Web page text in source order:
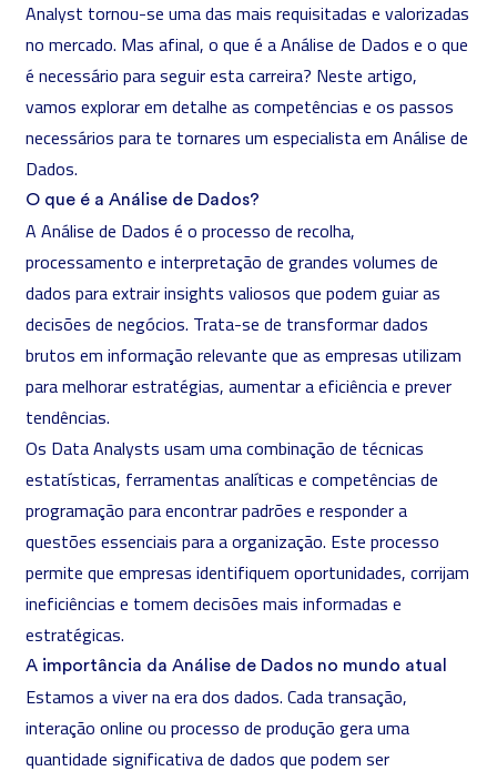
Analyst tornou-se uma das mais requisitadas e valorizadas
no mercado. Mas afinal, o que é a Análise de Dados e o que
é necessário para seguir esta carreira? Neste artigo,
vamos explorar em detalhe as competências e os passos
necessários para te tornares um especialista em Análise de
Dados.
O que é a Análise de Dados?
A Análise de Dados é o processo de recolha,
processamento e interpretação de grandes volumes de
dados para extrair insights valiosos que podem guiar as
decisões de negócios. Trata-se de transformar dados
brutos em informação relevante que as empresas utilizam
para melhorar estratégias, aumentar a eficiência e prever
tendências.
Os Data Analysts usam uma combinação de técnicas
estatísticas, ferramentas analíticas e competências de
programação para encontrar padrões e responder a
questões essenciais para a organização. Este processo
permite que empresas identifiquem oportunidades, corrijam
ineficiências e tomem decisões mais informadas e
estratégicas.
A importância da Análise de Dados no mundo atual
Estamos a viver na era dos dados. Cada transação,
interação online ou processo de produção gera uma
quantidade significativa de dados que podem ser